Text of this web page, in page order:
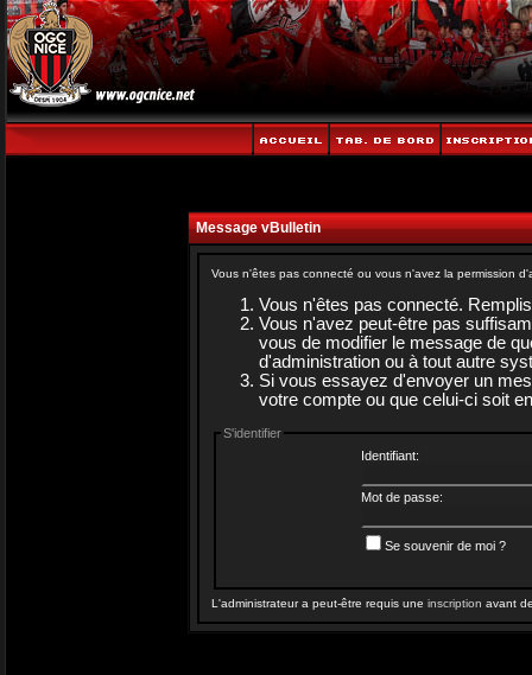
Message vBulletin
Vous n'êtes pas connecté ou vous n'avez la permission
Vous n'êtes pas connecté.
Vous n'avez peut-être pas
vous de modifier le message de
d'administration ou à tout autre
Si vous essayez d'envoyer un
votre compte ou que celui-ci soit
S'identifier
Identifiant:
Mot de passe:
Se souvenir de moi ?
L'administrateur a peut-être requis une inscription avant